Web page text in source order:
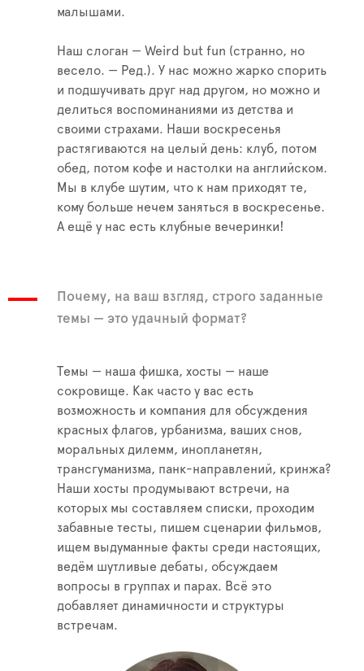
малышами.
Наш слоган — Weird but fun (странно, но
весело. — Ред.). У нас можно жарко спорить
и подшучивать друг над другом, но можно и
делиться воспоминаниями из детства и
своими страхами. Наши воскресенья
растягиваются на целый день: клуб, потом
обед, потом кофе и настолки на английском.
Мы в клубе шутим, что к нам приходят те,
кому больше нечем заняться в воскресенье.
А ещё у нас есть клубные вечеринки!
Почему, на ваш взгляд, строго заданные
темы — это удачный формат?
Темы — наша фишка, хосты — наше
сокровище. Как часто у вас есть
возможность и компания для обсуждения
красных флагов, урбанизма, ваших снов,
моральных дилемм, инопланетян,
трансгуманизма, панк-направлений, кринжа?
Наши хосты продумывают встречи, на
которых мы составляем списки, проходим
забавные тесты, пишем сценарии фильмов,
ищем выдуманные факты среди настоящих,
ведём шутливые дебаты, обсуждаем
вопросы в группах и парах. Всё это
добавляет динамичности и структуры
встречам.